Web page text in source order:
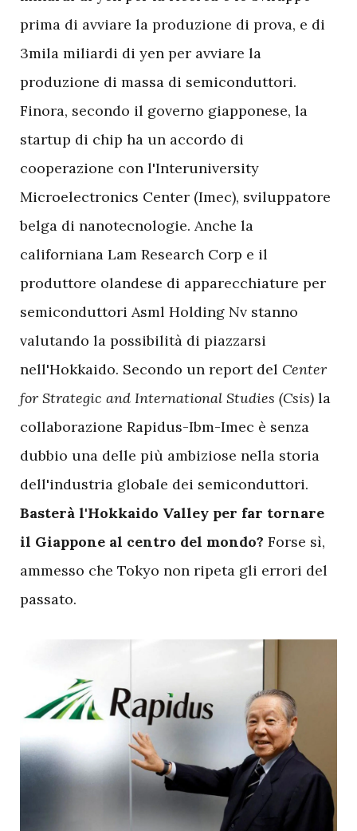
prima di avviare la produzione di prova, e di
3mila miliardi di yen per avviare la
produzione di massa di semiconduttori.
Finora, secondo il governo giapponese, la
startup di chip ha un accordo di
cooperazione con l'Interuniversity
Microelectronics Center (Imec), sviluppatore
belga di nanotecnologie. Anche la
californiana Lam Research Corp e il
produttore olandese di apparecchiature per
semiconduttori Asml Holding Nv stanno
valutando la possibilità di piazzarsi
nell'Hokkaido. Secondo un report del Center
for Strategic and International Studies (Csis) la
collaborazione Rapidus-Ibm-Imec è senza
dubbio una delle più ambiziose nella storia
dell'industria globale dei semiconduttori.
Basterà l'Hokkaido Valley per far tornare
il Giappone al centro del mondo? Forse sì,
ammesso che Tokyo non ripeta gli errori del
passato.